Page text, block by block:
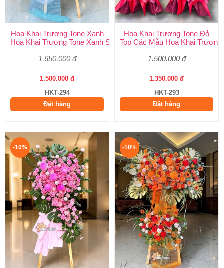
Hoa Khai Trương Tone Xanh
Hoa Khai Trương Tone Xanh Sang Trọng, Độc Đáo | Shop Hoa
1.650.000 đ
1.500.000 đ
HKT-294
Đặt hàng
Hoa Khai Trương Tone Đỏ
Top Các Mẫu Hoa Khai
1.500.000 đ
1.350.000 đ
HKT-293
Đặt hàng
-10% -10%